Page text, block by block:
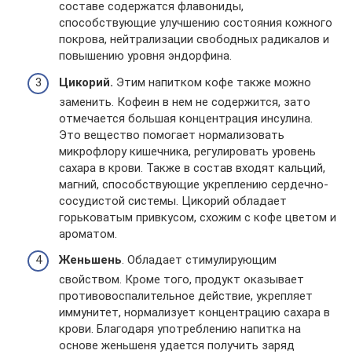
составе содержатся флавониды,
способствующие улучшению состояния кожного
покрова, нейтрализации свободных радикалов и
повышению уровня эндорфина.
Цикорий. Этим напитком кофе также можно
заменить. Кофеин в нем не содержится, зато
отмечается большая концентрация инсулина.
Это вещество помогает нормализовать
микрофлору кишечника, регулировать уровень
сахара в крови. Также в состав входят кальций,
магний, способствующие укреплению сердечно-
сосудистой системы. Цикорий обладает
горьковатым привкусом, схожим с кофе цветом и
ароматом.
Женьшень. Обладает стимулирующим
свойством. Кроме того, продукт оказывает
противовоспалительное действие, укрепляет
иммунитет, нормализует концентрацию сахара в
крови. Благодаря употреблению напитка на
основе женьшеня удается получить заряд